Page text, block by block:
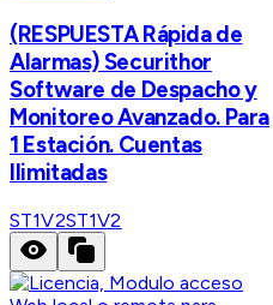
(RESPUESTA Rápida de
Alarmas) Securithor
Software de Despacho y
Monitoreo Avanzado. Para
1 Estación. Cuentas
Ilimitadas
ST1V2ST1V2